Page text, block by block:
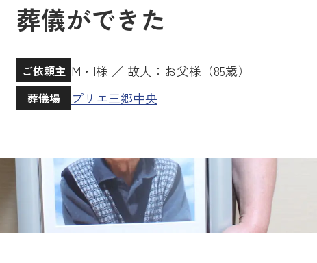
葬儀ができた
ご依頼主 M・I様 ／ 故人：お父様（85歳）
葬儀場 プリエ三郷中央